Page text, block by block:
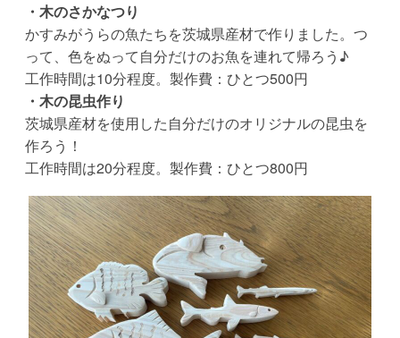
・木のさかなつり
かすみがうらの魚たちを茨城県産材で作りました。つ
って、色をぬって自分だけのお魚を連れて帰ろう♪
工作時間は10分程度。製作費：ひとつ500円
・木の昆虫作り
茨城県産材を使用した自分だけのオリジナルの昆虫を
作ろう！
工作時間は20分程度。製作費：ひとつ800円